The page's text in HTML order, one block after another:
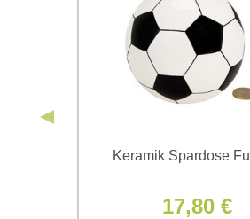
Keramik Spardose
17,80 €